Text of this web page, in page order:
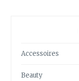
Accessoires
Beauty